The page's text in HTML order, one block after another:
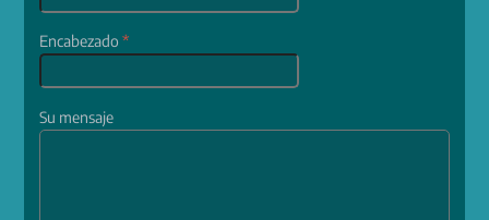
Encabezado*
Su mensaje